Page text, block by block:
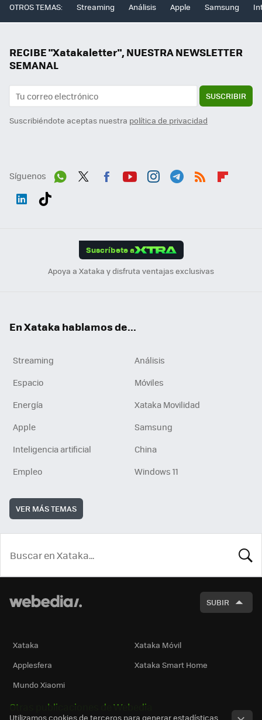
OTROS TEMAS: Streaming Análisis Apple Samsung
RECIBE "Xatakaletter", NUESTRA NEWSLETTER
SEMANAL
SUSCRIBIR
Suscribiéndote aceptas nuestra política de privacidad
Síguenos
Suscríbete a
Apoya a Xataka y disfruta ventajas exclusivas
En Xataka hablamos de...
Streaming
Análisis
Espacio
Móviles
Energía
Xataka Movilidad
Apple
Samsung
Inteligencia artificial
China
Empleo
Windows 11
VER MÁS TEMAS
SUBIR
Xataka
Xataka Móvil
Applesfera
Xataka Smart Home
Mundo Xiaomi
Otras publicaciones de Webedia
Utilizamos cookies de terceros para generar estadísticas